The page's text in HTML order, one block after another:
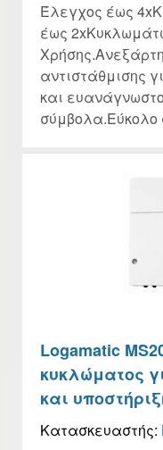
Έλεγχος έως
έως
αντιστάθμισης
και
σύμβολα.Εύκολο
Logamatic
κυκλώματος
και
Κατασκευαστής: